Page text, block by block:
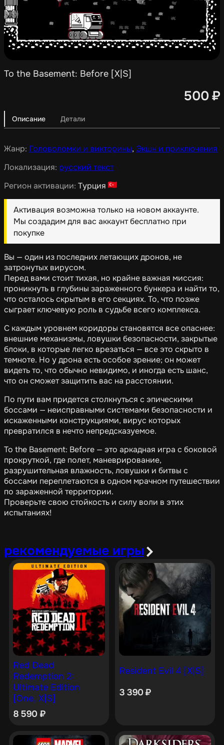
To the Basement: Before [X|S]
500 ₽
Описание Детали
Жанр: Головоломки и викторины, Экшн и приключения
Локализация: русский текст
Регион активации: Турция
Активация возможна только на новом аккаунте.
Мы создадим для вас аккаунт бесплатно при
покупке
Вы — один из последних летающих дронов, не
затронутых вирусом.
Перед вами стоит тихая, но крайне важная миссия:
проникнуть в глубины зараженного бункера и найти то,
что осталось скрытым в его секциях. То, что позже
сыграет ключевую роль в судьбе всего комплекса.
С каждым уровнем коридоры становятся все опаснее:
внешние механизмы, ловушки безопасности, закрытые
блоки, в которые легко врезаться — все это скрыто в
темноте. Но у дрона есть особое зрение; он может
видеть то, что обычно невидимо, и иногда есть шанс,
что он сможет защитить вас на расстоянии.
По пути вам придется столкнуться с эпическими
боссами — неисправными системами безопасности и
искаженными конструкциями, вирус которых
превратился в нечто непредсказуемое.
To the Basement: Before — это аркадная игра с боковой
прокруткой, где полет, маневрирование,
разрушительная влажность, ловушки и битвы с
боссами переплетаются в одном мрачном путешествии
по зараженной территории.
Проверьте свою стойкость и силу воли в этих
испытаниях!
рекомендуемые игры
Red Dead
Redemption 2:
Ultimate Edition
[One, X|S]
8 590 ₽
Resident Evil 4 [X|S]
3 390₽